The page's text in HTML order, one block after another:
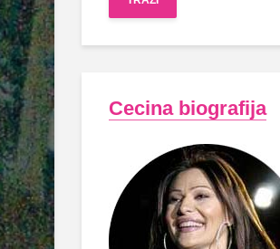
Cecina biografija